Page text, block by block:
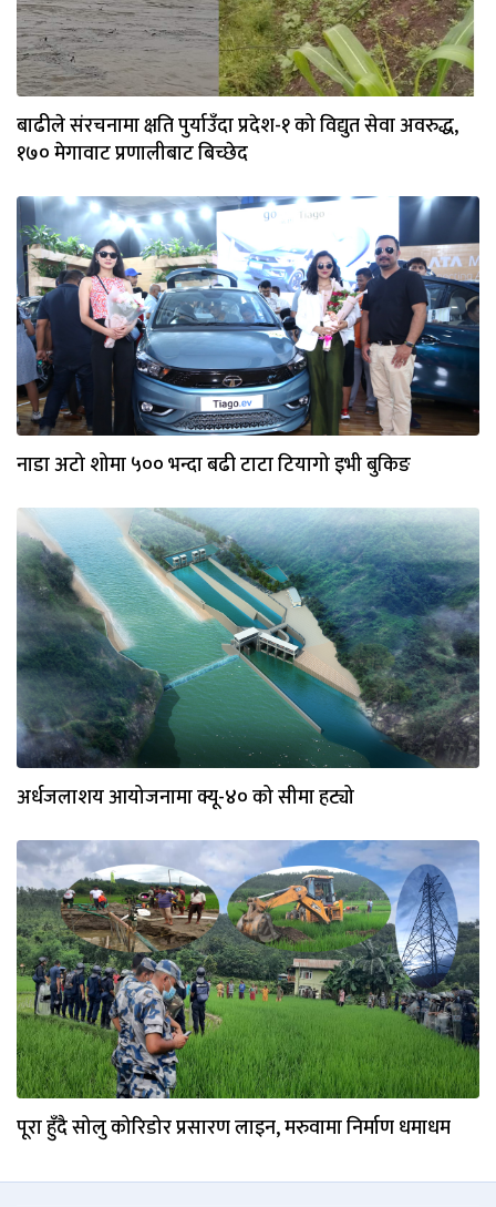
बाढीले संरचनामा क्षति पुर्याउँदा प्रदेश-१ को विद्युत सेवा अवरुद्ध,
१७० मेगावाट प्रणालीबाट बिच्छेद
नाडा अटो शोमा ५०० भन्दा बढी टाटा टियागो इभी बुकिङ
अर्धजलाशय आयोजनामा क्यू-४० को सीमा हट्यो
पूरा हुँदै सोलु कोरिडोर प्रसारण लाइन, मरुवामा निर्माण धमाधम